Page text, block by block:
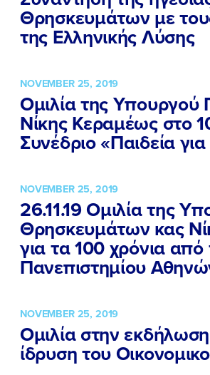
Θρησκευμάτων με
της Ελληνικής Λύσης
NOVEMBER 25, 2019
Ομιλία της Υπουργού
Νίκης Κεραμέως στο
Συνέδριο «Παιδεία
NOVEMBER 25, 2019
26.11.19 Ομιλία της
Θρησκευμάτων κας
για τα 100 χρόνια
Πανεπιστημίου
NOVEMBER 25, 2019
Ομιλία στην
ίδρυση του